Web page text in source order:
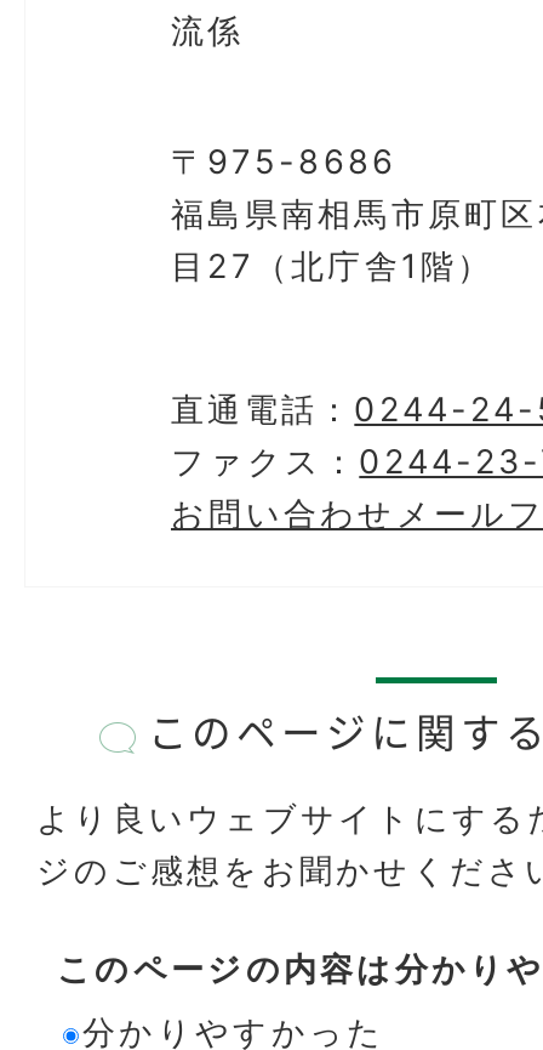
流係
〒975-8686
福島県南相馬市原町
目27（北庁舎1階）
直通電話： 0244-
ファクス： 0244-
お問い合わせメール
このページに関す
より良いウェブサイトにする
ジのご感想をお聞かせくださ
このページの内容は分かり
分かりやすかった